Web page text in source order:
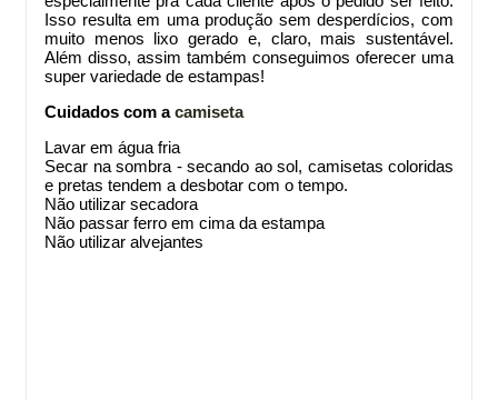
Isso resulta em uma produção sem desperdícios, com
muito menos lixo gerado e, claro, mais sustentável.
Além disso, assim também conseguimos oferecer uma
super variedade de estampas!
Cuidados com acamiseta
Lavar em água fria
Secar na sombra - secando ao sol, camisetas coloridas
e pretas tendem a desbotar com o tempo.
Não utilizar secadora
Não passar ferro em cima da estampa
Não utilizar alvejantes